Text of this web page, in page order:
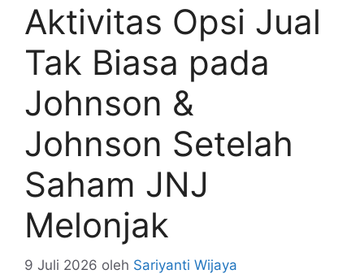
Aktivitas Opsi Jual
Tak Biasa pada
Johnson &
Johnson Setelah
Saham JNJ
Melonjak
9 Juli 2026 oleh Sariyanti Wijaya